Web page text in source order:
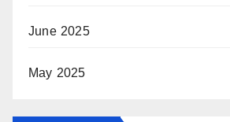
June 2025
May 2025